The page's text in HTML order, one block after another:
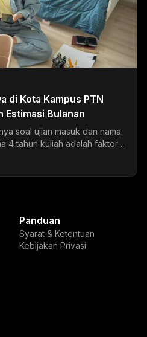
di Kota Kampus PTN
Estimasi Bulanan
soal ujian masuk dan nama
4 tahun kuliah adalah faktor
Panduan
Syarat & Ketentuan
Kebijakan Privasi